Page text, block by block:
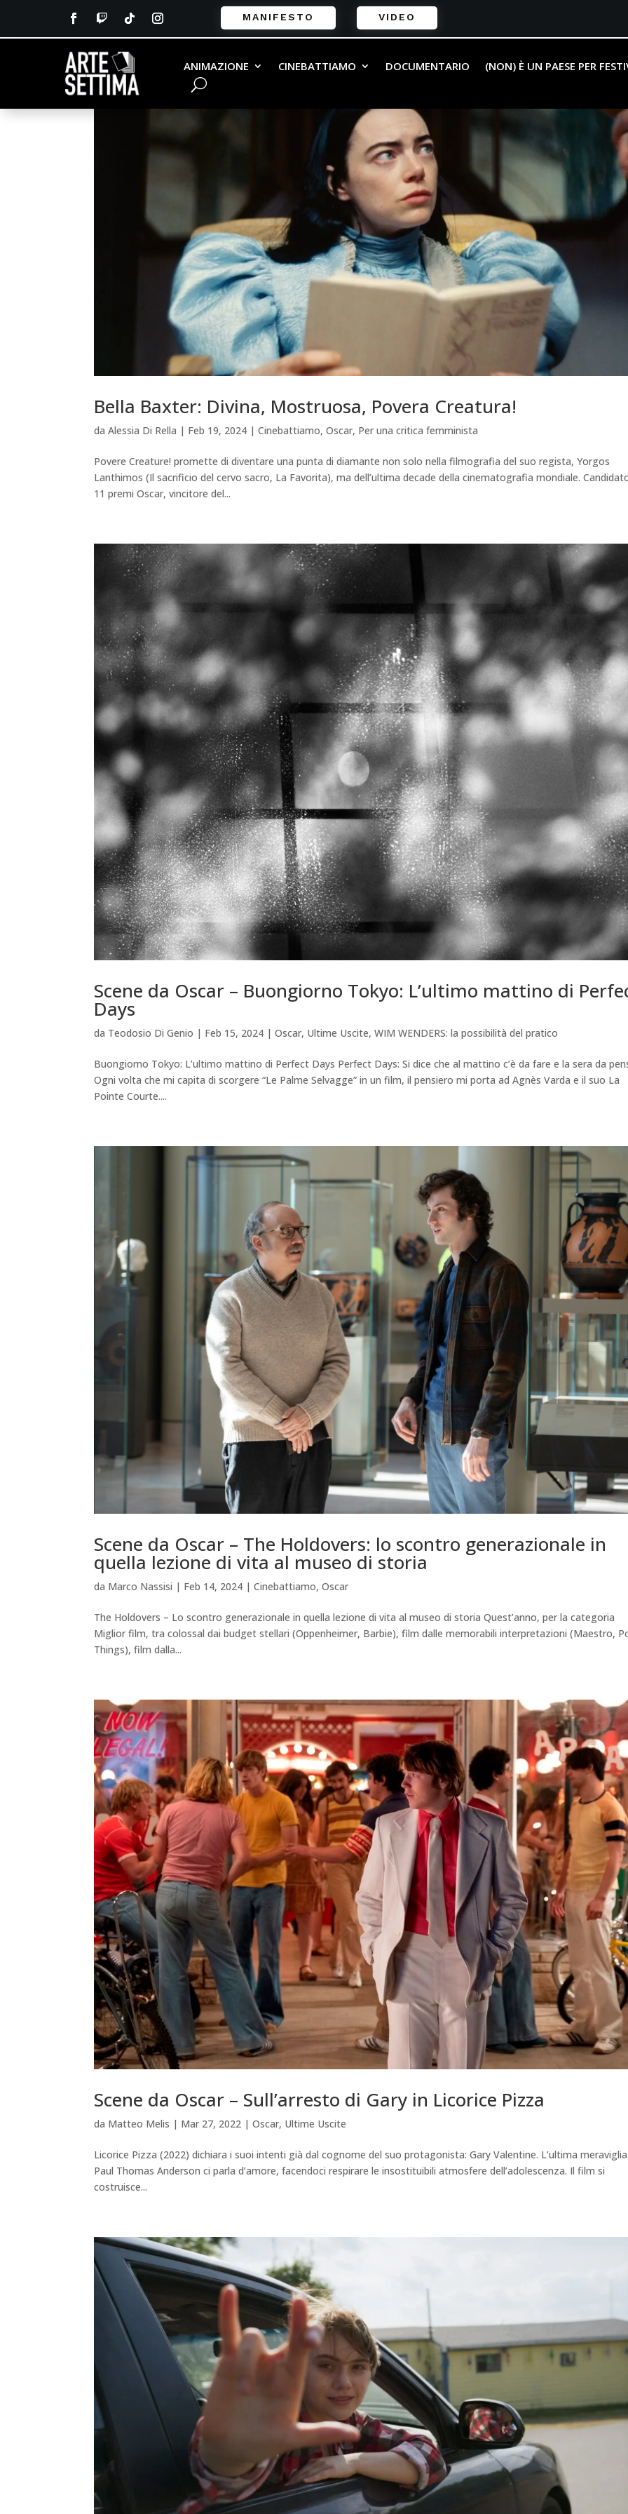
MANIFESTO VIDEO
ANIMAZIONE CINEBATTIAMO DOCUMENTARIO (NON) È UN PAESE PER
Bella Baxter: Divina, Mostruosa, Povera Creatura!
daAlessia Di Rella | Feb 19, 2024 |Cinebattiamo,Oscar, Per una critica femminista
Povere Creature! promette di diventare una punta di diamante non solo nella filmografia del suo regista, Yorgos
Lanthimos (Il sacrificio del cervo sacro, La Favorita), ma dell’ultima decade della cinematografia mondiale.
11 premi Oscar, vincitore del...
Scene da Oscar – Buongiorno Tokyo: L’ultimo mattino di
Days
da Teodosio Di Genio | Feb 15, 2024 |Oscar, Ultime Uscite,WIM WENDERS: la possibilità del pratico
Buongiorno Tokyo: L’ultimo mattino di Perfect Days Perfect Days: Si dice che al mattino c’è da fare e la sera da
Ogni volta che mi capita di scorgere “Le Palme Selvagge” in un film, il pensiero mi porta ad Agnès Varda e il suo La
Pointe Courte....
Scene da Oscar – The Holdovers: lo scontro generazionale in
quella lezione di vita al museo di storia
da Marco Nassisi | Feb 14, 2024 |Cinebattiamo,Oscar
The Holdovers – Lo scontro generazionale in quella lezione di vita al museo di storia Quest’anno, per la categoria
Miglior film, tra colossal dai budget stellari (Oppenheimer, Barbie), film dalle memorabili interpretazioni (Maestro,
Things), film dalla...
Scene da Oscar – Sull’arresto di Gary in Licorice Pizza
da Matteo Melis | Mar 27, 2022 |Oscar, Ultime Uscite
Licorice Pizza (2022) dichiara i suoi intenti già dal cognome del suo protagonista: Gary Valentine. L’ultima
Paul Thomas Anderson ci parla d’amore, facendoci respirare le insostituibili atmosfere dell’adolescenza. Il film si
costruisce...